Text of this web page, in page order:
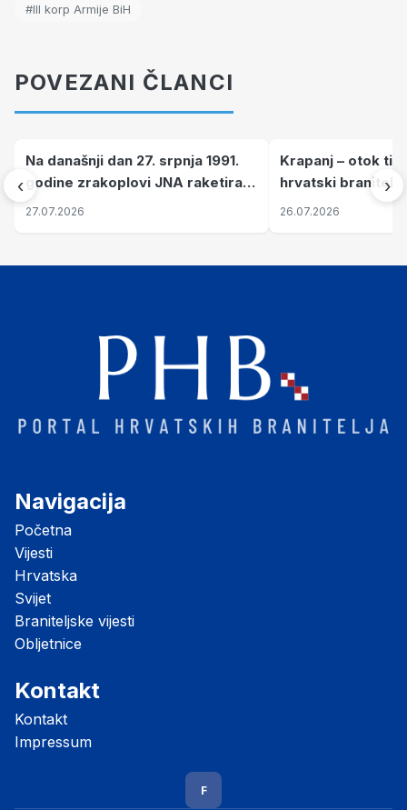
#III korp Armije BiH
POVEZANI ČLANCI
‹
Na današnji dan 27. srpnja 1991.
godine zrakoplovi JNA raketirali
su vojarnu i obučni centar "Nikola
27.07.2026
Krapanj – otok
hrvatski branitelji
pronalaze mir
26.07.2026
›
Navigacija
Početna
Vijesti
Hrvatska
Svijet
Braniteljske vijesti
Obljetnice
Kontakt
Kontakt
Impressum
F